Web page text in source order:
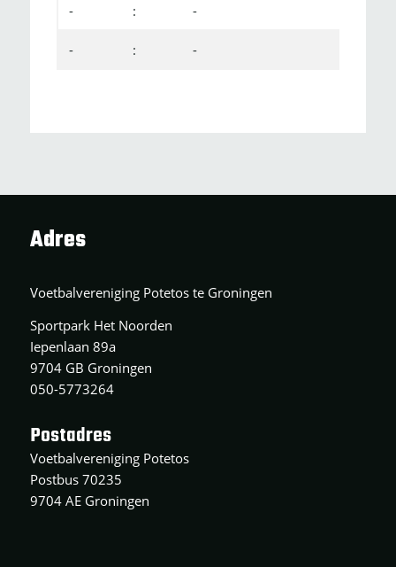
- : -
- : -
Adres
Voetbalvereniging Potetos te Groningen
Sportpark Het Noorden
Iepenlaan 89a
9704 GB Groningen
050-5773264
Postadres
Voetbalvereniging Potetos
Postbus 70235
9704 AE Groningen